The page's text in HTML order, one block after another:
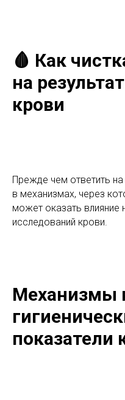
🩸 Как
на
крови
Прежде чем ответить
в механизмах, через
может оказать влияние
исследований крови.
Механизмы
показатели